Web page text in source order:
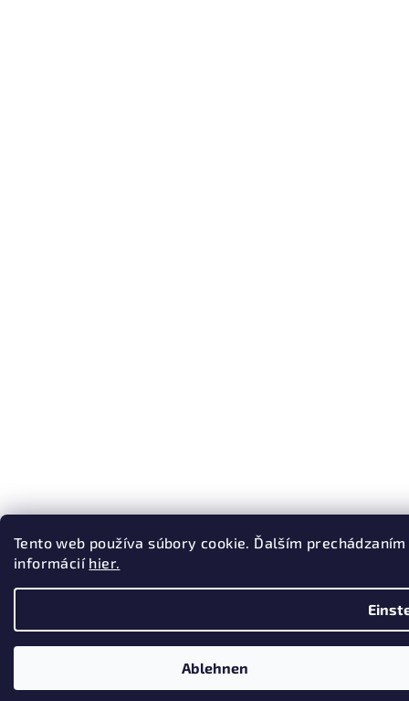
Tento web používa súbory cookie. Ďalším
informácií hier.
Ablehnen